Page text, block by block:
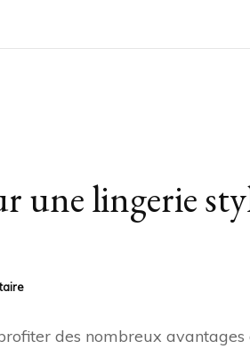
une lingerie
sur
hommesdes nombreux avantages